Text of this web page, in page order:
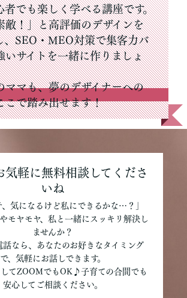
者でも楽しく学べる講座です。
敵！」と高評価のデザインを
、SEO・MEO対策で集客力バ
いサイトを一緒に作りましょ
ママも、夢のデザイナーへの
こで踏み出せます！
気軽に無料相談してくださ
いね
、気になるけど私にできるかな…？」
モヤモヤ、私と一緒にスッキリ解決し
ませんか？
話なら、あなたのお好きなタイミング
で、気軽にお話しできます。
してZOOMでもOK♪子育ての合間でも
安心してご相談ください。